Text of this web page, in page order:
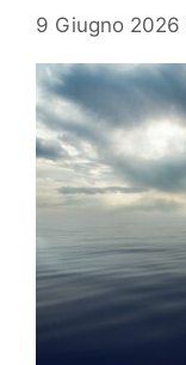
9 Giugno 2026